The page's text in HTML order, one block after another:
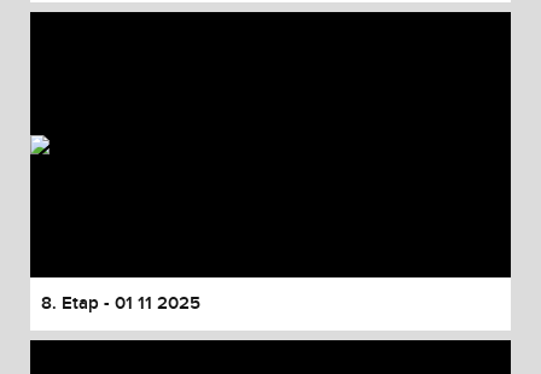
8. Etap - 01 11 2025